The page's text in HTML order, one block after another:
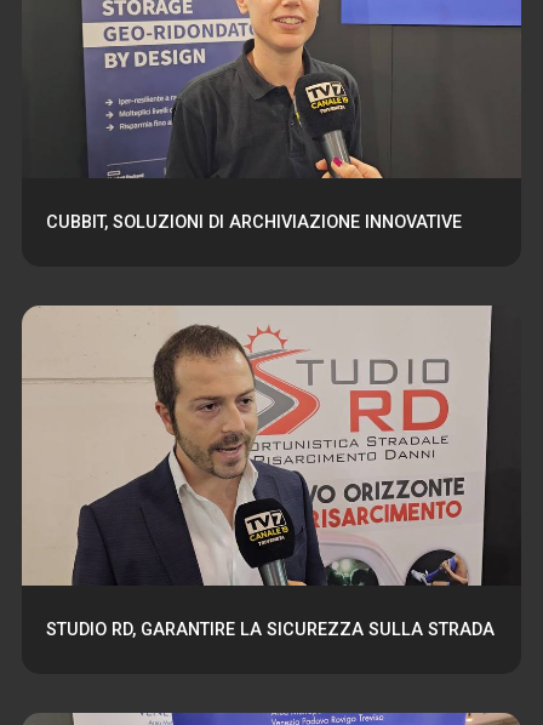
CUBBIT, SOLUZIONI DI ARCHIVIAZIONE INNOVATIVE
STUDIO RD, GARANTIRE LA SICUREZZA SULLA STRADA